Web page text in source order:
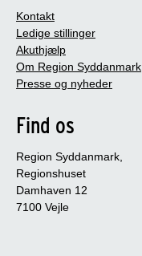
Kontakt
Ledige stillinger
Akuthjælp
Om Region Syddanmark
Presse og nyheder
Find os
Region Syddanmark,
Regionshuset
Damhaven 12
7100 Vejle